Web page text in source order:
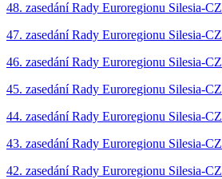
48. zasedání Rady Euroregionu Silesia-CZ
47. zasedání Rady Euroregionu Silesia-CZ
46. zasedání Rady Euroregionu Silesia-CZ
45. zasedání Rady Euroregionu Silesia-CZ
44. zasedání Rady Euroregionu Silesia-CZ
43. zasedání Rady Euroregionu Silesia-CZ
42. zasedání Rady Euroregionu Silesia-CZ